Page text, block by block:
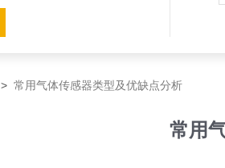
> 常用气体传感器类型及优缺点分析
常用